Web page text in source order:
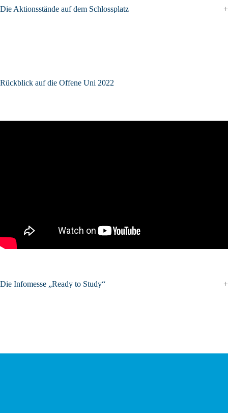
Die Aktionsstände auf dem Schlossplatz
Rückblick auf die Offene Uni 2022
Die Infomesse „Ready to Study“